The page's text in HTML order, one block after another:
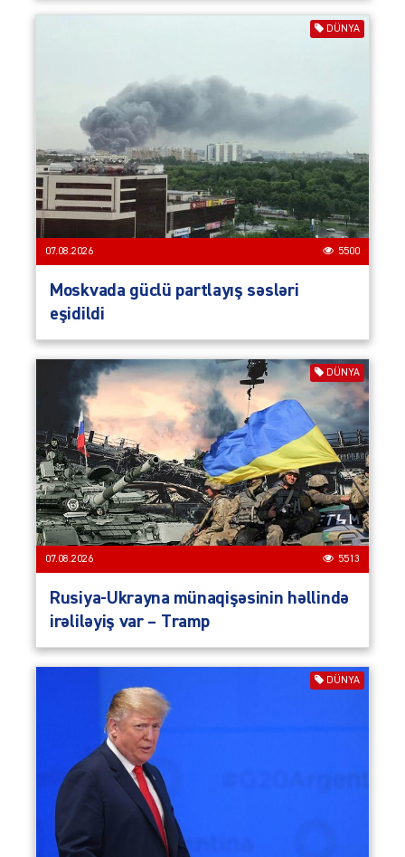
DÜNYA
07.08.2026 5500
Moskvada güclü partlayış səsləri
eşidildi
DÜNYA
07.08.2026 5513
Rusiya-Ukrayna münaqişəsinin həllində
irəliləyiş var – Tramp
DÜNYA